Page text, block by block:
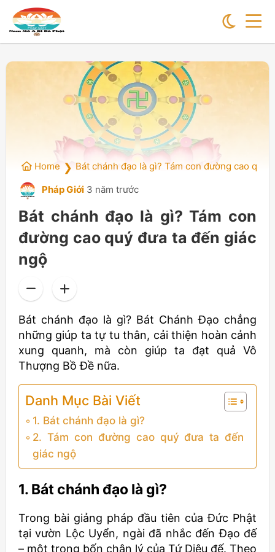
Home ❯ Bát chánh đạo là gì? Tám con đường cao quý
Pháp Giới 3 năm trước
Bát chánh đạo là gì? Tám con
đường cao quý đưa ta đến giác
ngộ
Bát chánh đạo là gì? Bát Chánh Đạo chẳng
những giúp ta tự tu thân, cải thiện hoàn cảnh
xung quanh, mà còn giúp ta đạt quả Vô
Thượng Bồ Đề nữa.
Danh Mục Bài Viết
1. Bát chánh đạo là gì?
2. Tám con đường cao quý đưa ta đến
giác ngộ
1. Bát chánh đạo là gì?
Trong bài giảng pháp đầu tiên của Đức Phật
tại vườn Lộc Uyển, ngài đã nhắc đến Đạo đế
– một trong bốn chân lý của Tứ Diệu đế. Theo